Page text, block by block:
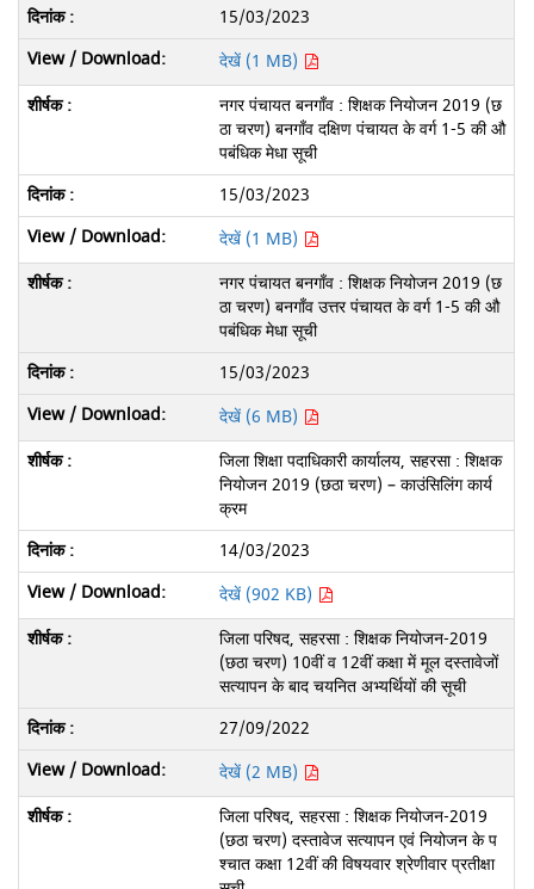
15/03/2023
देखें (1 MB)
नगर पंचायत बनगाँव : शिक्षक नियोजन 2019 (छ
ठा चरण) बनगाँव दक्षिण पंचायत के वर्ग 1-5 की औ
पबंधिक मेधा सूची
15/03/2023
देखें (1 MB)
नगर पंचायत बनगाँव : शिक्षक नियोजन 2019 (छ
ठा चरण) बनगाँव उत्तर पंचायत के वर्ग 1-5 की औ
पबंधिक मेधा सूची
15/03/2023
देखें (6 MB)
जिला शिक्षा पदाधिकारी कार्यालय, सहरसा : शिक्षक
नियोजन 2019 (छठा चरण) – काउंसिलिंग कार्य
क्रम
14/03/2023
देखें (902 KB)
जिला परिषद, सहरसा : शिक्षक नियोजन-2019
(छठा चरण) 10वीं व 12वीं कक्षा में मूल दस्तावेजों
सत्यापन के बाद चयनित अभ्यर्थियों की सूची
27/09/2022
देखें (2 MB)
जिला परिषद, सहरसा : शिक्षक नियोजन-2019
(छठा चरण) दस्तावेज सत्यापन एवं नियोजन के प
श्चात कक्षा 12वीं की विषयवार श्रेणीवार प्रतीक्षा